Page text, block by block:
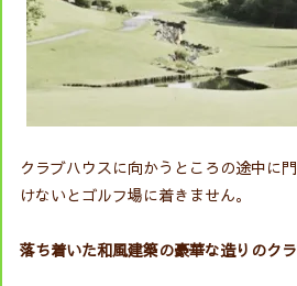
クラブハウスに向かうところの途中に
けないとゴルフ場に着きません。
落ち着いた和風建築の豪華な造りのク